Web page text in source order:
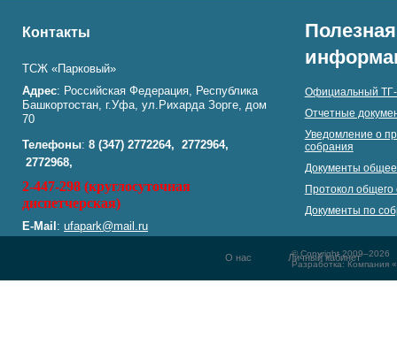
Контакты
ТСЖ «Парковый»
Адрес: Российская Федерация, Республика
Башкортостан, г.Уфа, ул.Рихарда Зорге, дом
70
Телефоны: 8 (347) 2772264, 2772964,
2772968,
2-447-298 (круглосуточная
диспетчерская)
E-Mail : ufapark@mail.ru
Полезная
Официальный
Отчетные
Уведомление о
собрания
Документы
Протокол
Документы по
© Copyright 2009–2026
Разработка: Компания
О нас Личный кабинет